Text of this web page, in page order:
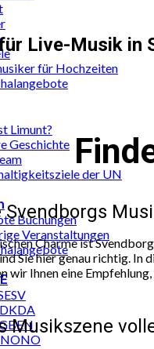
für Hochzeiten
Limunt?
Geschichte
der UN
Buchungen
Veranstaltungen
SV
DA
EN
NO
Live-Musik in
Svendborgs
Charme ist
Sie hier genau richtig.
wir Ihnen eine
Musikszene